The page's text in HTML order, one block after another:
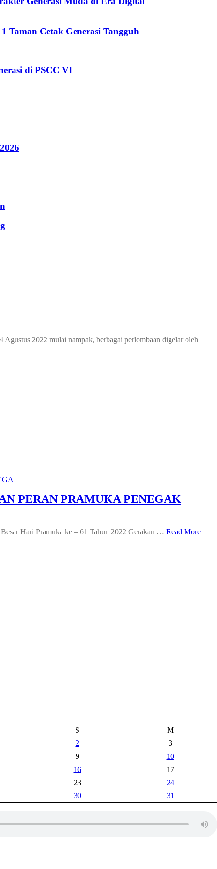
Taman Cetak Generasi Tangguh
di PSCC VI
2022 mulai nampak, berbagai perlombaan digelar oleh
PERAN PRAMUKA PENEGAK
Hari Pramuka ke – 61 Tahun 2022 Gerakan … Read More
S
M
2
3
9
10
16
17
23
24
30
31